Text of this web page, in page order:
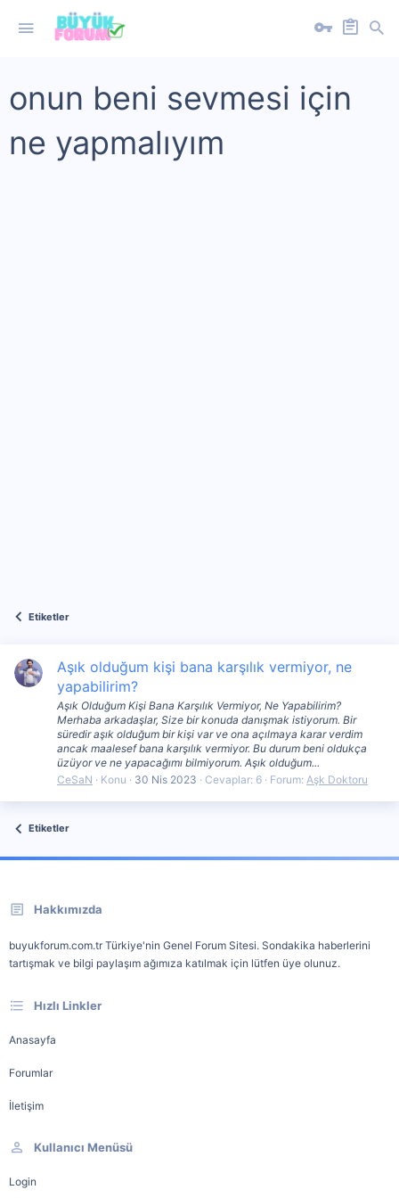
onun beni sevmesi için
ne yapmalıyım
Etiketler
Aşık olduğum kişi bana karşılık vermiyor, ne
yapabilirim?
Aşık Olduğum Kişi Bana Karşılık Vermiyor, Ne Yapabilirim?
Merhaba arkadaşlar, Size bir konuda danışmak istiyorum. Bir
süredir aşık olduğum bir kişi var ve ona açılmaya karar verdim
ancak maalesef bana karşılık vermiyor. Bu durum beni oldukça
üzüyor ve ne yapacağımı bilmiyorum. Aşık olduğum...
CeSaN
Konu 30 Nis 2023 Cevaplar: 6 Forum: Aşk Doktoru
Etiketler
Hakkımızda
buyukforum.com.tr Türkiye'nin Genel Forum Sitesi. Sondakika haberlerini
tartışmak ve bilgi paylaşım ağımıza katılmak için lütfen üye olunuz.
Hızlı Linkler
Anasayfa
Forumlar
İletişim
Kullanıcı Menüsü
Login